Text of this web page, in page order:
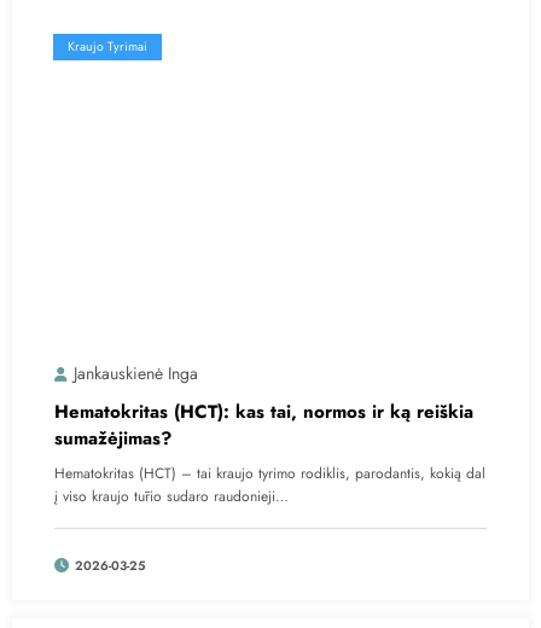
Kraujo Tyrimai
Jankauskienė Inga
Hematokritas (HCT): kas tai, normos ir ką reiškia
sumažėjimas?
Hematokritas (HCT) – tai kraujo tyrimo rodiklis, parodantis, kokią dal
į viso kraujo tūrio sudaro raudonieji…
2026-03-25